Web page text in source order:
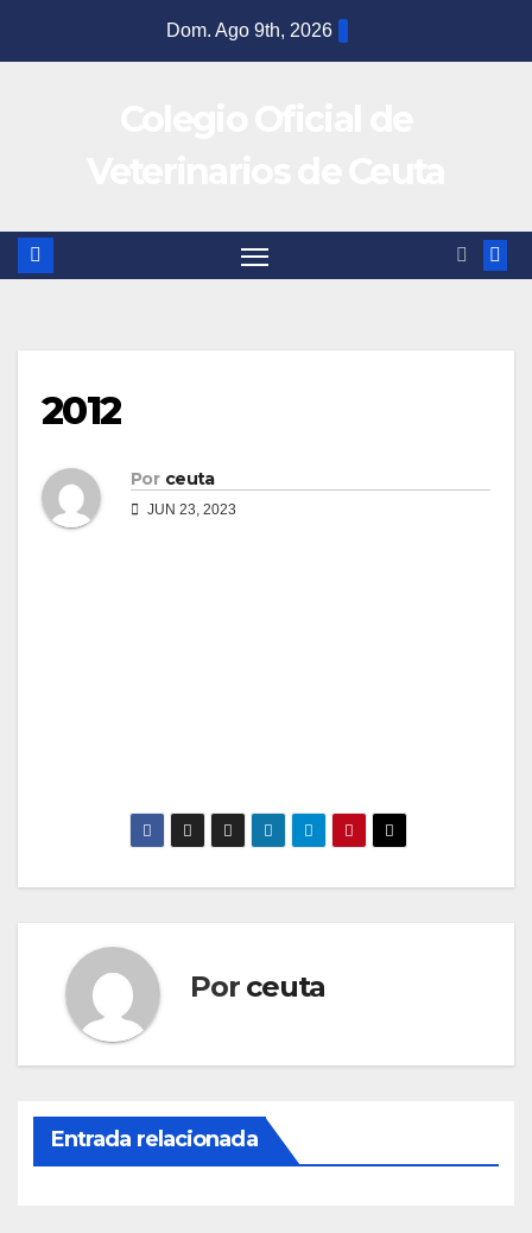
Dom. Ago 9th, 2026
2012
Por ceuta
JUN 23, 2023
Por ceuta
Entrada relacionada